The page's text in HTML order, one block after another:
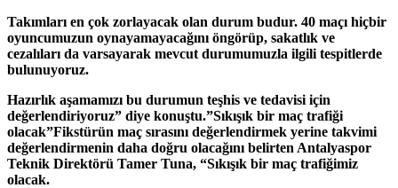
Takımları en çok zorlayacak olan durum budur. 40 maçı hiçbir
oyuncumuzun oynayamayacağını öngörüp, sakatlık ve
cezalıları da varsayarak mevcut durumumuzla ilgili tespitlerde
bulunuyoruz.
Hazırlık aşamamızı bu durumun teşhis ve tedavisi için
değerlendiriyoruz” diye konuştu.”Sıkışık bir maç trafiği
olacak”Fikstürün maç sırasını değerlendirmek yerine takvimi
değerlendirmenin daha doğru olacağını belirten Antalyaspor
Teknik Direktörü Tamer Tuna, “Sıkışık bir maç trafiğimiz
olacak.